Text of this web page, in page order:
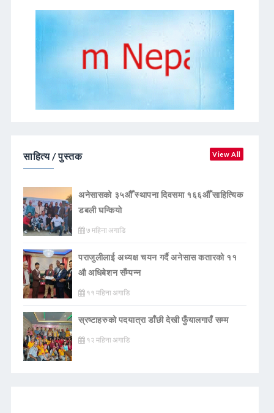
साहित्य / पुस्तक View All
अनेसासको ३५औँ स्थापना दिवसमा १६६औँ साहित्यिक
डबली घन्कियाे
७ महिना अगाडि
पराजुलीलाई अध्यक्ष चयन गर्दै अनेसास कतारको ११
औ अधिबेशन सँम्पन्न
११ महिना अगाडि
स्रष्टाहरुको पदयात्रा डाँछी देखी फुँयालगाउँ सम्म
१२ महिना अगाडि